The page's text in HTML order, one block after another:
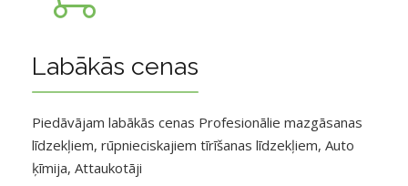
Labākās cenas
Piedāvājam labākās cenas Profesionālie mazgāsanas
līdzekļiem, rūpnieciskajiem tīrīšanas līdzekļiem, Auto
ķīmija, Attaukotāji